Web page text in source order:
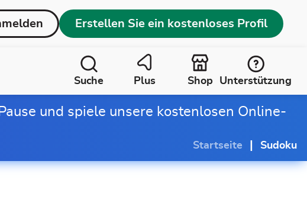
Erstellen Sie ein kostenloses Profil
Suche Plus Shop Unterstützung
und spiele unsere kostenlosen Online-
Startseite Sudoku